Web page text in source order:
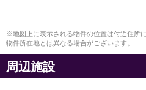
※地図上に表示される物件の位置は付近住所
物件所在地とは異なる場合がございます。
周辺施設